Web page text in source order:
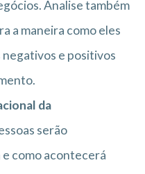
Analise também
a maneira como eles
e positivos
da
serão
e como acontecerá